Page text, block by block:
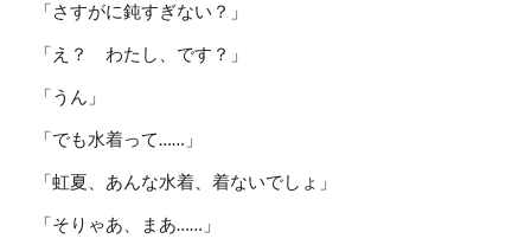
「さすがに鈍すぎない？」
「え？ わたし、です？」
「うん」
「でも水着って……」
「虹夏、あんな水着、着ないでしょ」
「そりゃあ、まあ……」